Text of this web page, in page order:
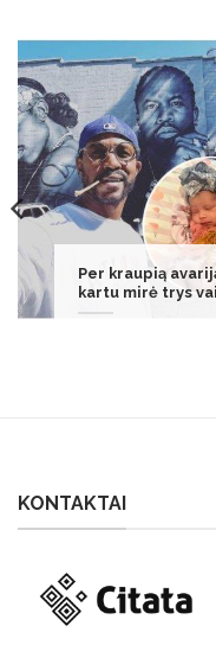
Nėščia kaunietė
„Faktas, kad
KONTAKTAI